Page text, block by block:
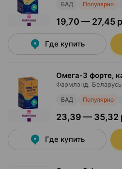
БАД Популярно
19,70 — 27,45
Где купить
Омега-3 форте,
Фармлэнд, Беларусь
БАД Популярно
23,39 — 35,32
Где купить